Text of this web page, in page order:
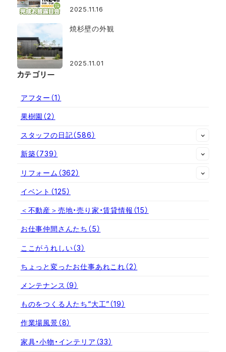
2025.11.16
焼杉壁の外観
2025.11.01
カテゴリー
アフター （1）
果樹園 （2）
スタッフの日記（586）
新築（739）
リフォーム （362）
イベント （125）
＜不動産＞売地・売り家・賃貸情報 （15）
お仕事仲間さんたち （5）
ここがうれしい（3）
ちょっと変ったお仕事あれこれ（2）
メンテナンス （9）
ものをつくる人たち“大工”（19）
作業場風景（8）
家具・小物・インテリア （33）